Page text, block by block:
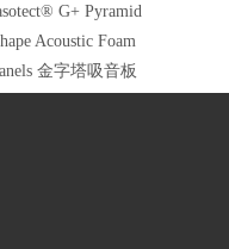
G+ Pyramid
Acoustic Foam
金字塔吸音板